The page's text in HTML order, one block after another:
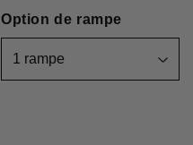
Option de rampe